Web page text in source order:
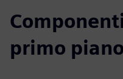
primo piano